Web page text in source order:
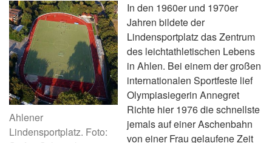
Ahlener
Lindensportplatz. Foto:
In den 1960er und 1970er
Jahren bildete der
Lindensportplatz das Zentrum
des leichtathletischen Lebens
in Ahlen. Bei einem der großen
internationalen Sportfeste lief
Olympiasiegerin Annegret
Richte hier 1976 die schnellste
jemals auf einer Aschenbahn
von einer Frau gelaufene Zeit